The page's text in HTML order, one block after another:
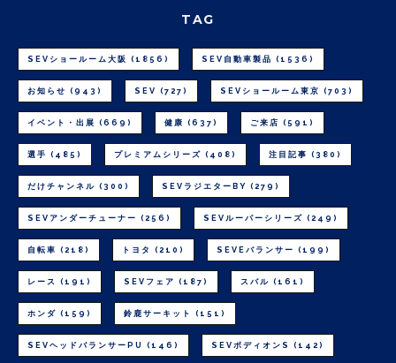
TAG
SEVショールーム大阪 (1856) SEV自動車製品 (1536)
お知らせ (943) SEV (727) SEVショールーム東京 (703)
イベント・出展 (669) 健康 (637) ご来店 (591)
選手 (485) プレミアムシリーズ (408) 注目記事 (380)
だけチャンネル (300) SEVラジエターBY (279)
SEVアンダーチューナー (256) SEVルーパーシリーズ (249)
自転車 (218) トヨタ (210) SEVEバランサー (199)
レース (191) SEVフェア (187) スバル (161)
ホンダ (159) 鈴鹿サーキット (151)
SEVヘッドバランサーPU (146) SEVボディオンS (142)